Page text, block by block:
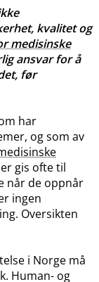
kvalitet og
medisinske
ansvar for å
før
har
og som av
gis ofte til
når de oppnår
ingen
Oversikten
i Norge må
Human- og